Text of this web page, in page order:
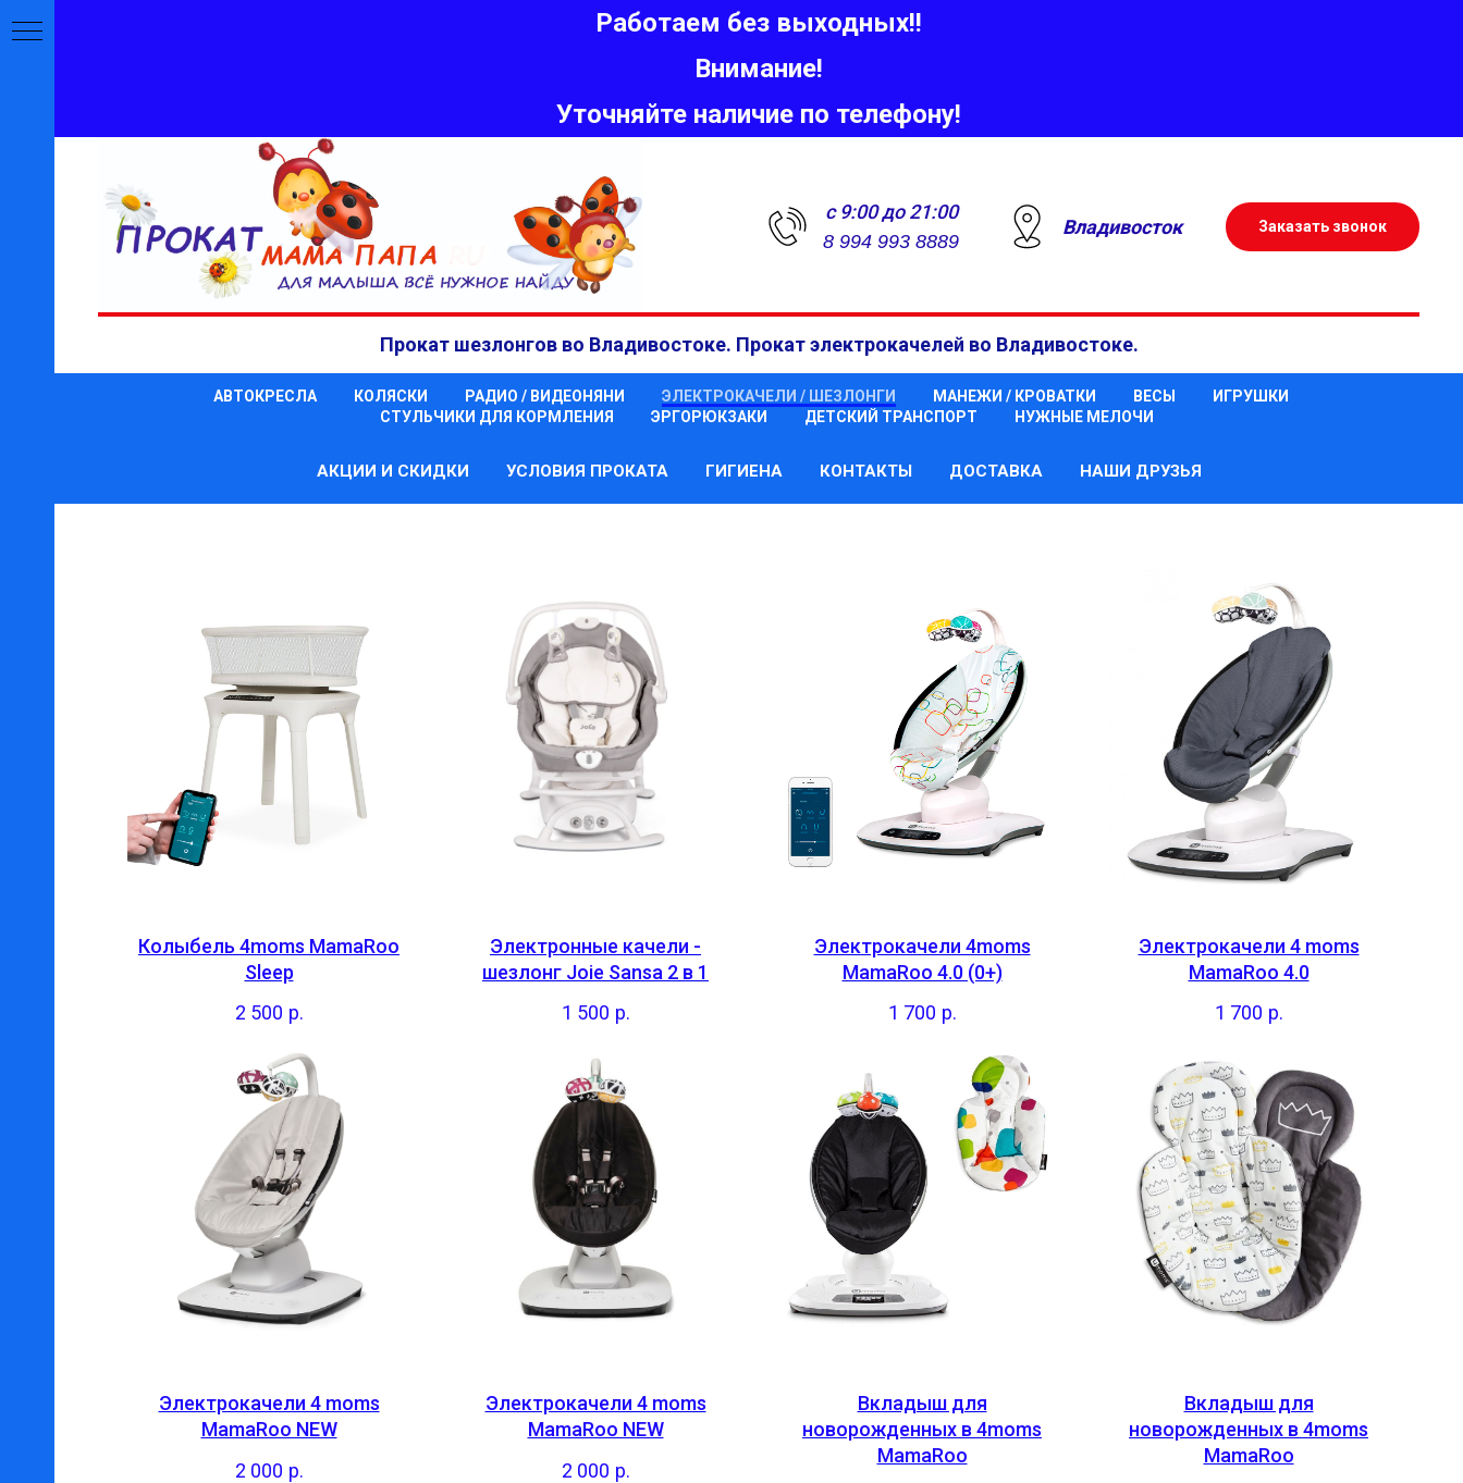
Работаем без выходных!!
Внимание!
Уточняйте наличие по телефону!
с 9:00 до 21:00
8 994 993 8889
Владивосток Заказать звонок
Прокат шезлонгов во Владивостоке. Прокат электрокачелей во Владивостоке.
АВТОКРЕСЛА КОЛЯСКИ РАДИО / ВИДЕОНЯНИ ЭЛЕКТРОКАЧЕЛИ / ШЕЗЛОНГИ МАНЕЖИ / КРОВАТКИ ВЕСЫ
ИГРУШКИ
СТУЛЬЧИКИ ДЛЯ КОРМЛЕНИЯ
ЭРГОРЮКЗАКИ ДЕТСКИЙ ТРАНСПОРТ НУЖНЫЕ МЕЛОЧИ
АКЦИИ И СКИДКИ УСЛОВИЯ ПРОКАТА ГИГИЕНА КОНТАКТЫ ДОСТАВКА НАШИ ДРУЗЬЯ
Колыбель 4moms MamaRoo
Sleep
2 500 р.
Электронные качели -
шезлонг Joie Sansa 2 в 1
1 500 р.
Электрокачели 4moms
MamaRoo 4.0 (0+)
1 700 р.
Электрокачели 4 moms
MamaRoo 4.0
1 700 р.
Электрокачели 4 moms
MamaRoo NEW
2 000 р.
Электрокачели 4 moms
MamaRoo NEW
2 000 р.
Вкладыш для
новорожденных в 4moms
MamaRoo
Вкладыш для
новорожденных в 4moms
MamaRoo